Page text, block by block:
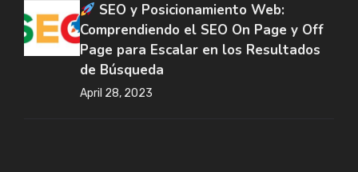
SEO y Posicionamiento Web:
Comprendiendo el SEO On Page y Off
Page para Escalar en los Resultados
de Búsqueda
April 28, 2023